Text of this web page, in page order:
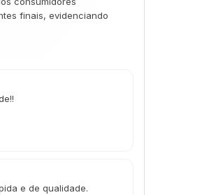
finais, evidenciando
e de qualidade.